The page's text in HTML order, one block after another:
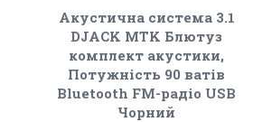
Акустична система 3.1
DJACK MTK Блютуз
комплект акустики,
Потужність 90 ватів
Bluetooth FM-радіо USB
Чорний